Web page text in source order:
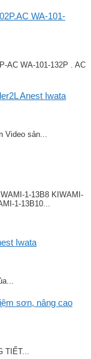
WA-101-
AC WA-101-132P . AC
Anest Iwata
Video sản...
1-13B8 KIWAMI-
1-13B10...
Iwata
sơn, nâng cao